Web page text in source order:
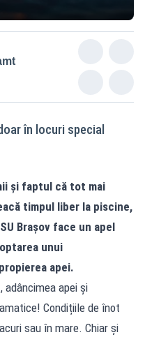
în locuri special
și faptul că tot mai
timpul liber la piscine,
Brașov face un apel
unui
apei.
apei și
Condițiile de înot
sau în mare. Chiar și